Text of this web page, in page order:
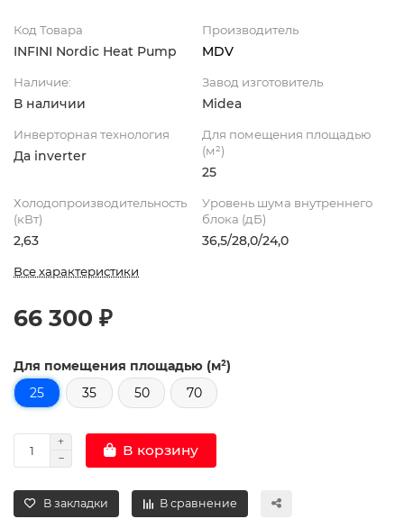
Код Товара
INFINI Nordic Heat Pump
Производитель
MDV
Наличие:
В наличии
Завод изготовитель
Midea
Инверторная технология
Да inverter
Для помещения площадью
(м²)
25
Холодопроизводительность
(кВт)
2,63
Уровень шума внутреннего
блока (дБ)
36,5/28,0/24,0
Все характеристики
66 300 ₽
Для помещения площадью (м²)
25
35 50 70
В корзину
В закладки В сравнение